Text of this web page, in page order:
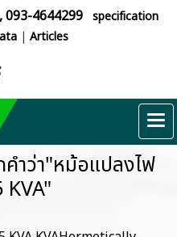
093-4644299 specification
| Articles
ำว่า"หม้อแปลงไฟ